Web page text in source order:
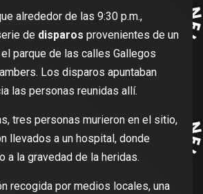
alrededor de las 9:30 p.m.,
de disparos provenientes de un
parque de las calles Gallegos
Los disparos apuntaban
las personas reunidas allí.
tres personas murieron en el sitio,
llevados a un hospital, donde
a la gravedad de la heridas.
recogida por medios locales, una